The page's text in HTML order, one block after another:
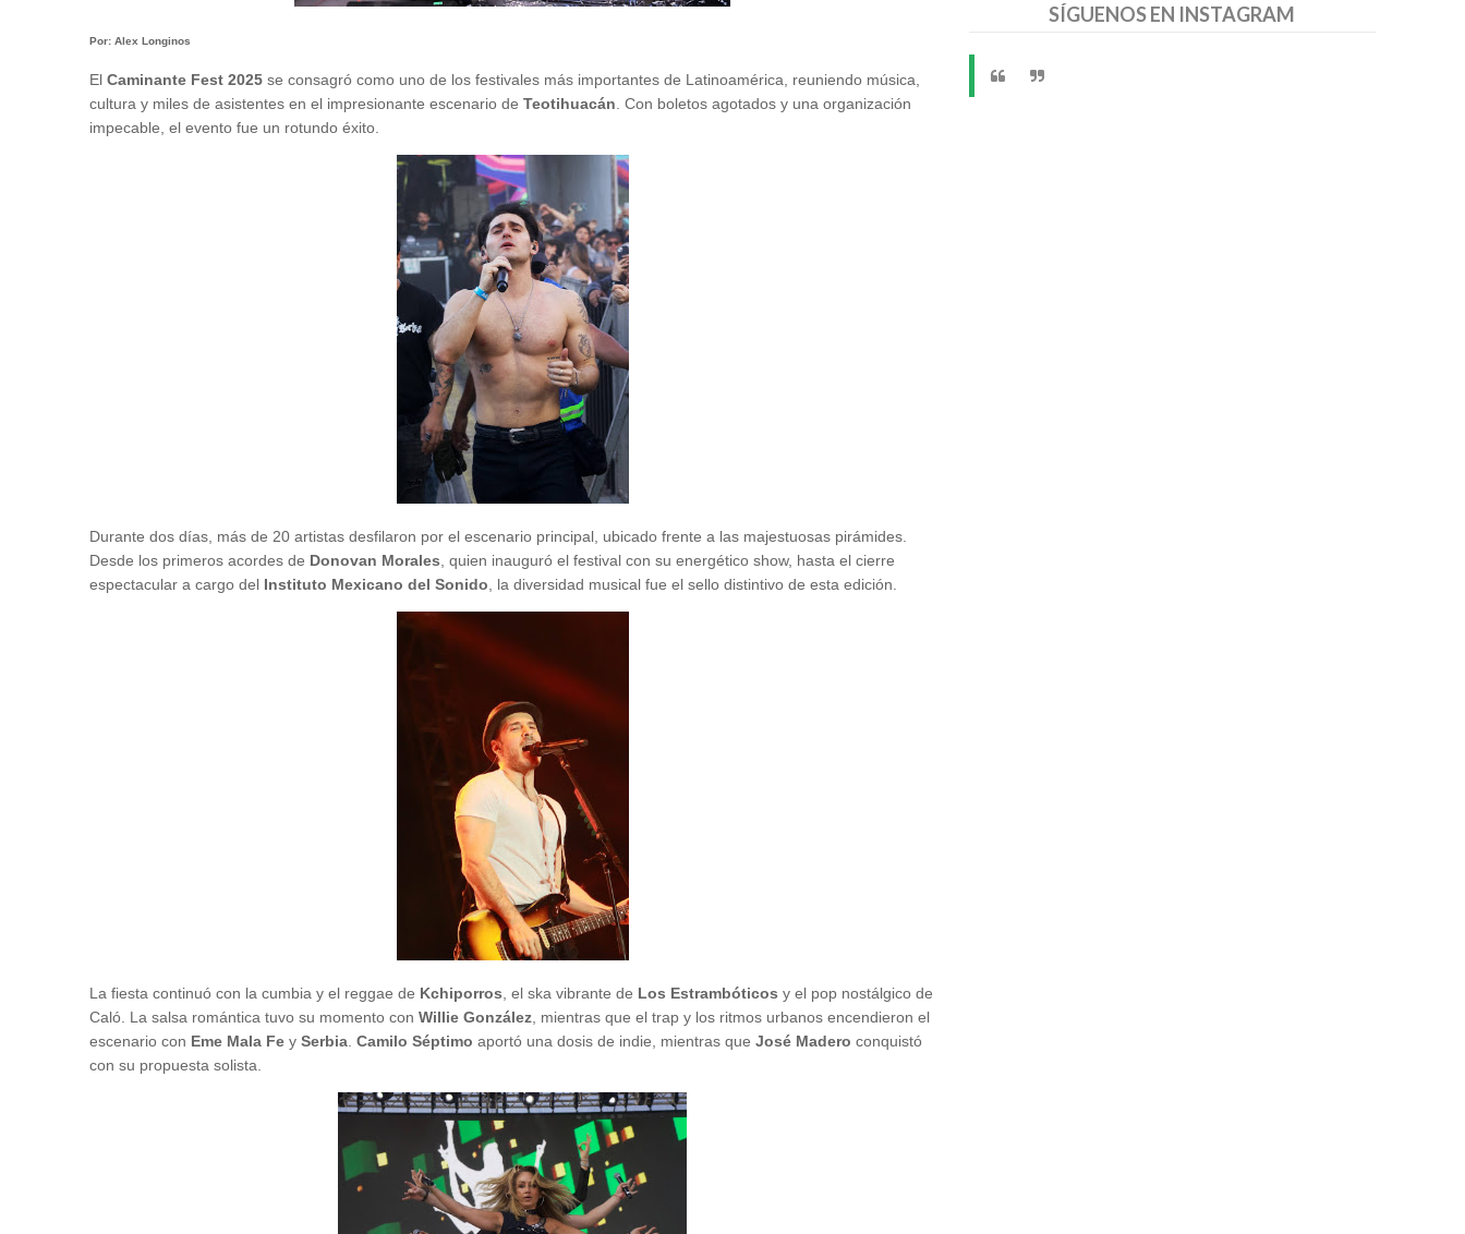
Por: Alex Longinos
El Caminante Fest 2025 se consagró como uno de los festivales más importantes de Latinoamérica, reuniendo música,
cultura y miles de asistentes en el impresionante escenario de Teotihuacán. Con boletos agotados y una organización
impecable, el evento fue un rotundo éxito.
Durante dos días, más de 20 artistas desfilaron por el escenario principal, ubicado frente a las majestuosas pirámides.
Desde los primeros acordes de Donovan Morales, quien inauguró el festival con su energético show, hasta el cierre
espectacular a cargo del Instituto Mexicano del Sonido, la diversidad musical fue el sello distintivo de esta edición.
La fiesta continuó con la cumbia y el reggae de Kchiporros, el ska vibrante de Los Estrambóticos y el pop nostálgico de
Caló. La salsa romántica tuvo su momento con Willie González, mientras que el trap y los ritmos urbanos encendieron el
escenario con Eme Mala Fe y Serbia. Camilo Séptimo aportó una dosis de indie, mientras que José Madero conquistó
con su propuesta solista.
SÍGUENOS EN INSTAGRAM